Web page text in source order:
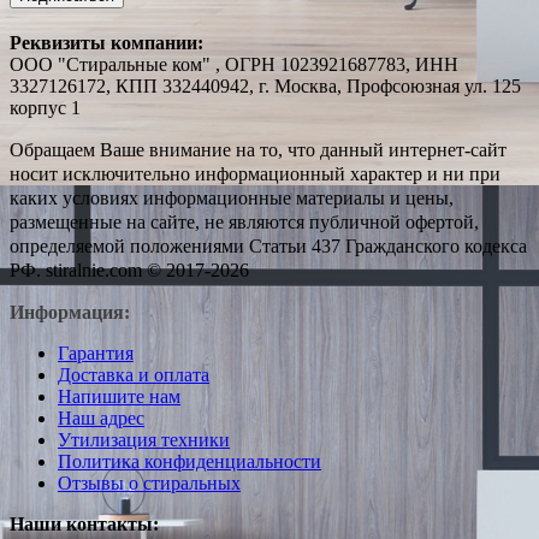
Реквизиты компании:
ООО "Стиральные ком" , ОГРН 1023921687783, ИНН
3327126172, КПП 332440942, г. Москва, Профсоюзная ул. 125
корпус 1
Обращаем Ваше внимание на то, что данный интернет-сайт
носит исключительно информационный характер и ни при
каких условиях информационные материалы и цены,
размещенные на сайте, не являются публичной офертой,
определяемой положениями Статьи 437 Гражданского кодекса
РФ. stiralnie.com © 2017-2026
Информация:
Гарантия
Доставка и оплата
Напишите нам
Наш адрес
Утилизация техники
Политика конфиденциальности
Отзывы о стиральных
Наши контакты: